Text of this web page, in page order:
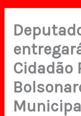
Cidadão